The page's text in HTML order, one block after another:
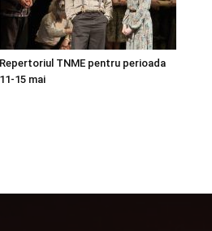
Repertoriul TNME pentru perioada
11-15 mai